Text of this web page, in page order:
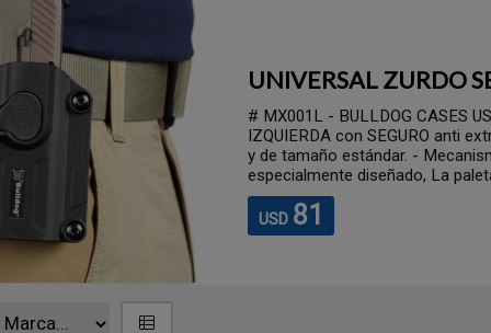
UNIVERSAL ZURDO
# MX001L - BULLDOG CASES
IZQUIERDA con SEGURO anti
y de tamaño estándar. -
especialmente diseñado, La
USD 81